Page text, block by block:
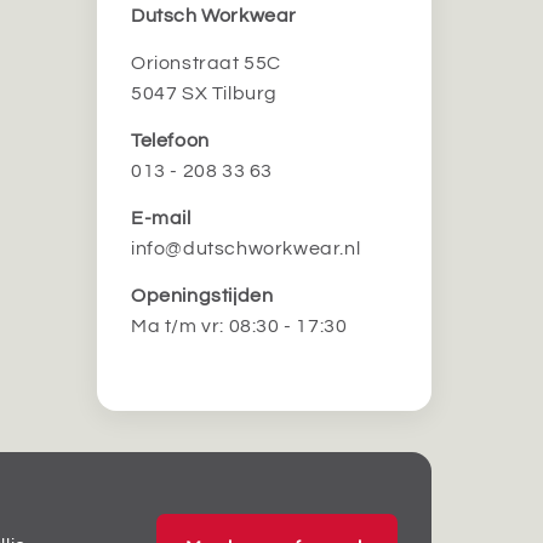
Dutsch Workwear
Orionstraat 55C
5047 SX Tilburg
Telefoon
013 - 208 33 63
E-mail
info@dutschworkwear.nl
Openingstijden
Ma t/m vr: 08:30 - 17:30